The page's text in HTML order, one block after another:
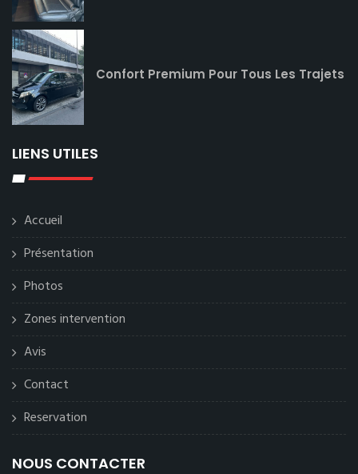
Confort Premium Pour Tous Les Trajets
LIENS UTILES
Accueil
Présentation
Photos
Zones intervention
Avis
Contact
Reservation
NOUS CONTACTER